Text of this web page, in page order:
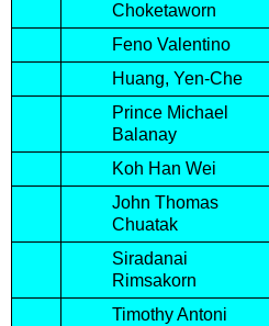
Choketaworn
Feno Valentino
Huang, Yen-Che
Prince Michael
Balanay
Koh Han Wei
John Thomas
Chuatak
Siradanai
Rimsakorn
Timothy Antoni